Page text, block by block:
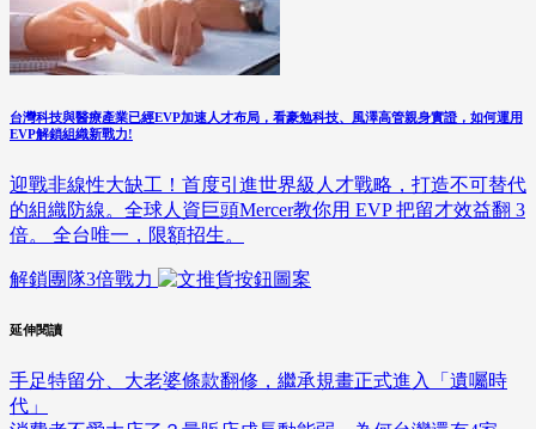
台灣科技與醫療產業已經EVP加速人才布局，看豪勉科技、風澤高管親身實證，如何運用
EVP解鎖組織新戰力!
迎戰非線性大缺工！首度引進世界級人才戰略，打造不可替代
的組織防線。全球人資巨頭Mercer教你用 EVP 把留才效益翻 3
倍。 全台唯一，限額招生。
解鎖團隊3倍戰力
延伸閱讀
手足特留分、大老婆條款翻修，繼承規畫正式進入「遺囑時
代」